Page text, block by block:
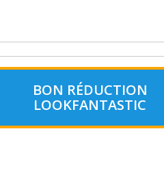
BON RÉDUCTION
LOOKFANTASTIC